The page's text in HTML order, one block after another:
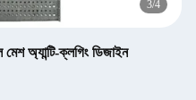
3/4
মেশ অ্যান্টি-ক্লগিং ডিজাইন